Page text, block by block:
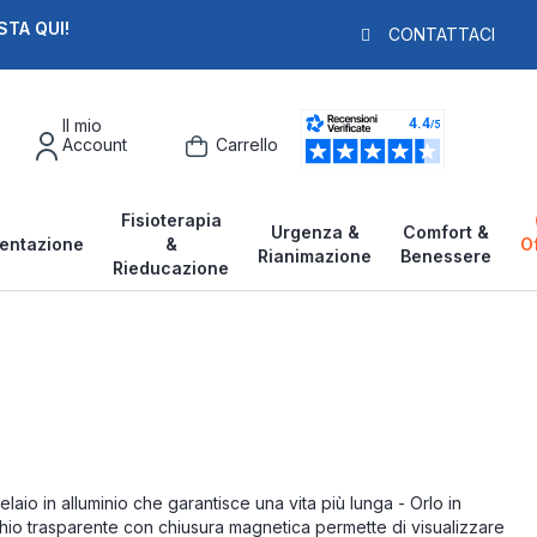
QUI! PAGA IN 3X
CONTATTACI
Il mio
Account
Carrello
Fisioterapia
&
Rieducazione
Urgenza &
Rianimazione
Comfort &
Benessere
in alluminio che garantisce una vita più lunga - Orlo in
trasparente con chiusura magnetica permette di visualizzare